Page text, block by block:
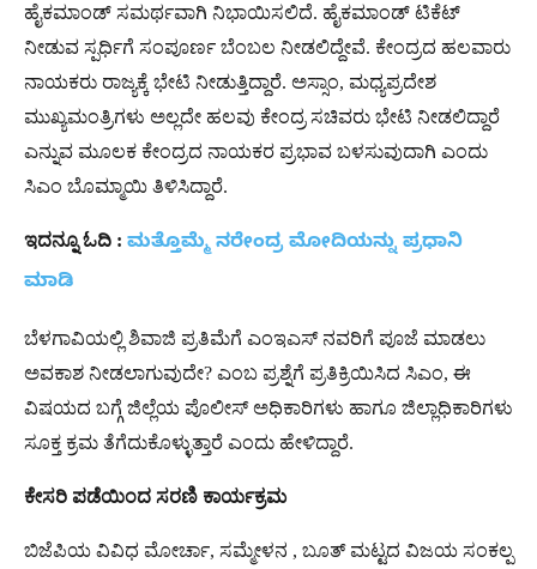
ಹೈಕಮಾಂಡ್ ಸಮರ್ಥವಾಗಿ ನಿಭಾಯಿಸಲಿದೆ. ಹೈಕಮಾಂಡ್ ಟಿಕೆಟ್
ನೀಡುವ ಸ್ಪರ್ಧಿಗೆ ಸಂಪೂರ್ಣ ಬೆಂಬಲ ನೀಡಲಿದ್ದೇವೆ. ಕೇಂದ್ರದ ಹಲವಾರು
ನಾಯಕರು ರಾಜ್ಯಕ್ಕೆ ಭೇಟಿ ನೀಡುತ್ತಿದ್ದಾರೆ. ಅಸ್ಸಾಂ, ಮಧ್ಯಪ್ರದೇಶ
ಮುಖ್ಯಮಂತ್ರಿಗಳು ಅಲ್ಲದೇ ಹಲವು ಕೇಂದ್ರ ಸಚಿವರು ಭೇಟಿ ನೀಡಲಿದ್ದಾರೆ
ಎನ್ನುವ ಮೂಲಕ ಕೇಂದ್ರದ ನಾಯಕರ ಪ್ರಭಾವ ಬಳಸುವುದಾಗಿ ಎಂದು
ಸಿಎಂ ಬೊಮ್ಮಾಯಿ ತಿಳಿಸಿದ್ದಾರೆ.
ಇದನ್ನೂ ಓದಿ : ಮತ್ತೊಮ್ಮೆ ನರೇಂದ್ರ ಮೋದಿಯನ್ನು ಪ್ರಧಾನಿ
ಮಾಡಿ
ಬೆಳಗಾವಿಯಲ್ಲಿ ಶಿವಾಜಿ ಪ್ರತಿಮೆಗೆ ಎಂಇಎಸ್ ನವರಿಗೆ ಪೂಜೆ ಮಾಡಲು
ಅವಕಾಶ ನೀಡಲಾಗುವುದೇ? ಎಂಬ ಪ್ರಶ್ನೆಗೆ ಪ್ರತಿಕ್ರಿಯಿಸಿದ ಸಿಎಂ, ಈ
ವಿಷಯದ ಬಗ್ಗೆ ಜಿಲ್ಲೆಯ ಪೊಲೀಸ್ ಅಧಿಕಾರಿಗಳು ಹಾಗೂ ಜಿಲ್ಲಾಧಿಕಾರಿಗಳು
ಸೂಕ್ತ ಕ್ರಮ ತೆಗೆದುಕೊಳ್ಳುತ್ತಾರೆ ಎಂದು ಹೇಳಿದ್ದಾರೆ.
ಕೇಸರಿ ಪಡೆಯಿಂದ ಸರಣಿ ಕಾರ್ಯಕ್ರಮ
ಬಿಜೆಪಿಯ ವಿವಿಧ ಮೋರ್ಚಾ, ಸಮ್ಮೇಳನ , ಬೂತ್ ಮಟ್ಟದ ವಿಜಯ ಸಂಕಲ್ಪ